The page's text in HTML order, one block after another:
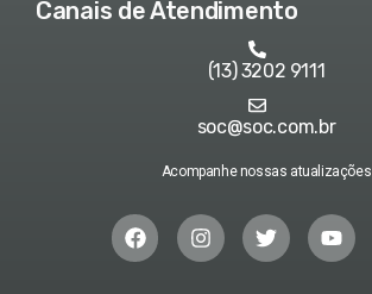
Canais de Atendimento
(13) 3202 9111
soc@soc.com.br
Acompanhe nossas atualizações